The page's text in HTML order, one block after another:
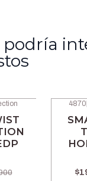
4870